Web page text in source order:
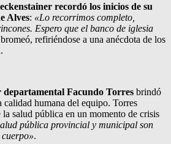
recordó los inicios de su
Alves: «Lo recorrimos completo,
Espero que el banco de iglesia
refiriéndose a una anécdota de los
departamental Facundo Torres brindó
calidad humana del equipo. Torres
salud pública en un momento de crisis
pública provincial y municipal son
.